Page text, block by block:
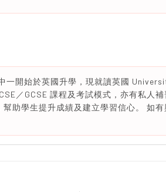
一開始於英國升學，現就讀英國
／GCSE 課程及考試模式，亦有私人
助學生提升成績及建立學習信心。 如